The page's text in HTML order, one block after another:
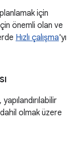
için
önemli olan ve
Hızlı çalışma'yı
olmak üzere